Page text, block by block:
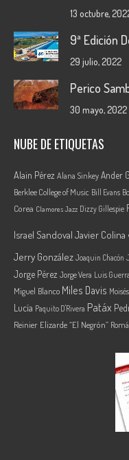
13 octubre,
9ª Edición
29 julio, 2022
Perico
30 mayo, 2022
NUBE DE ETIQUETAS
Alain Pérez Alana SinkeyAnder
Berklee College of Music Bill Evans
Corea Clamores Jazz Dizzy Gillespie
Israel Sandoval Javier Colina
Jerry González Joaquin Chacón
Jorge Pérez Jorge Vera Luis Guerra
Miguel Blanco Miles Davis
Lucía Paquito D'Rivera Patáx
Reinier Elizarde “El Negrón”